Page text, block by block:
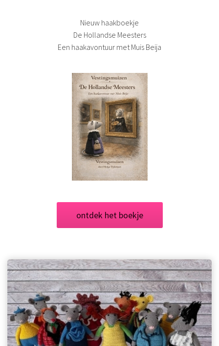
Nieuw haakboekje
De Hollandse Meesters
Een haakavontuur met Muis Beija
ontdek het boekje